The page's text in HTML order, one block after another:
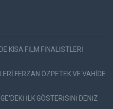
KISA FİLM FİNALİSTLERİ
FERZAN ÖZPETEK VE VAHİDE
İLK GÖSTERİSİNİ DENİZ